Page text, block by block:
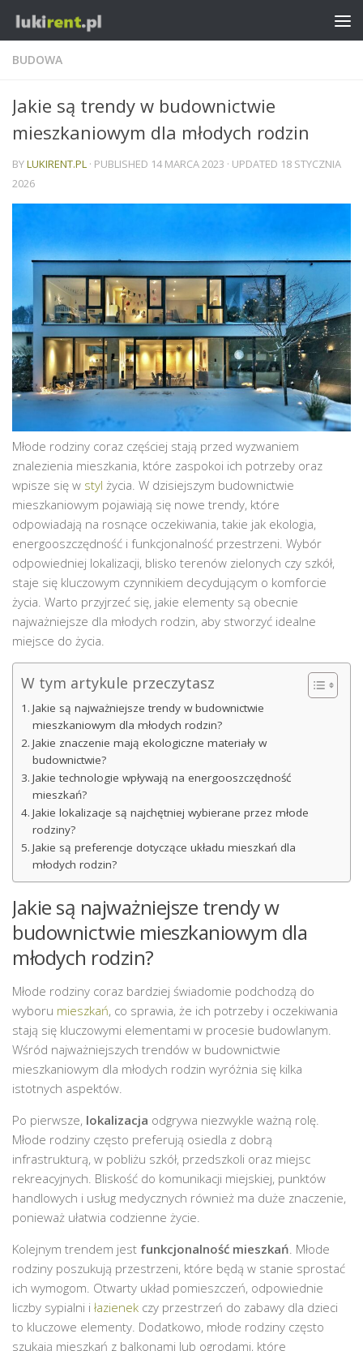
BUDOWA
Jakie są trendy w budownictwie
mieszkaniowym dla młodych rodzin
BYLUKIRENT.PL · PUBLISHED 14 MARCA 2023 · UPDATED 18 STYCZNIA
2026
Młode rodziny coraz częściej stają przed wyzwaniem
znalezienia mieszkania, które zaspokoi ich potrzeby oraz
wpisze się w styl życia. W dzisiejszym budownictwie
mieszkaniowym pojawiają się nowe trendy, które
odpowiadają na rosnące oczekiwania, takie jak ekologia,
energooszczędność i funkcjonalność przestrzeni. Wybór
odpowiedniej lokalizacji, blisko terenów zielonych czy szkół,
staje się kluczowym czynnikiem decydującym o komforcie
życia. Warto przyjrzeć się, jakie elementy są obecnie
najważniejsze dla młodych rodzin, aby stworzyć idealne
miejsce do życia.
W tym artykule przeczytasz
Jakie są najważniejsze trendy w budownictwie
mieszkaniowym dla młodych rodzin?
Jakie znaczenie mają ekologiczne materiały w
budownictwie?
Jakie technologie wpływają na energooszczędność
mieszkań?
Jakie lokalizacje są najchętniej wybierane przez młode
rodziny?
Jakie są preferencje dotyczące układu mieszkań dla
młodych rodzin?
Jakie są najważniejsze trendy w
budownictwie mieszkaniowym dla
młodych rodzin?
Młode rodziny coraz bardziej świadomie podchodzą do
wyboru mieszkań, co sprawia, że ich potrzeby i oczekiwania
stają się kluczowymi elementami w procesie budowlanym.
Wśród najważniejszych trendów w budownictwie
mieszkaniowym dla młodych rodzin wyróżnia się kilka
istotnych aspektów.
Po pierwsze, lokalizacja odgrywa niezwykle ważną rolę.
Młode rodziny często preferują osiedla z dobrą
infrastrukturą, w pobliżu szkół, przedszkoli oraz miejsc
rekreacyjnych. Bliskość do komunikacji miejskiej, punktów
handlowych i usług medycznych również ma duże znaczenie,
ponieważ ułatwia codzienne życie.
Kolejnym trendem jest funkcjonalność mieszkań . Młode
rodziny poszukują przestrzeni, które będą w stanie sprostać
ich wymogom. Otwarty układ pomieszczeń, odpowiednie
liczby sypialni i łazienek czy przestrzeń do zabawy dla dzieci
to kluczowe elementy. Dodatkowo, młode rodziny często
szukają mieszkań z balkonami lub ogrodami, które